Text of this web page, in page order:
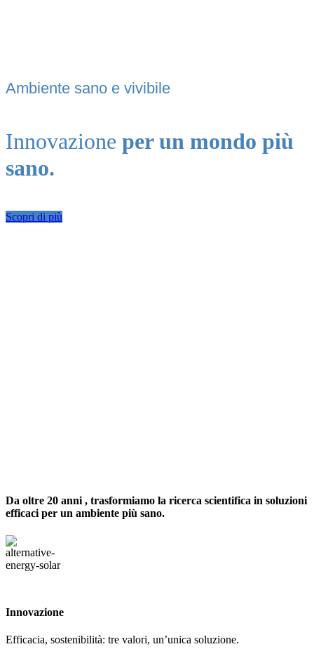
Ambiente sano e vivibile
Innovazione per un mondo più
sano.
Scopri di più
Da oltre 20 anni , trasformiamo la ricerca scientifica in soluzioni
efficaci per un ambiente più sano.
Innovazione
Efficacia, sostenibilità: tre valori, un’unica soluzione.